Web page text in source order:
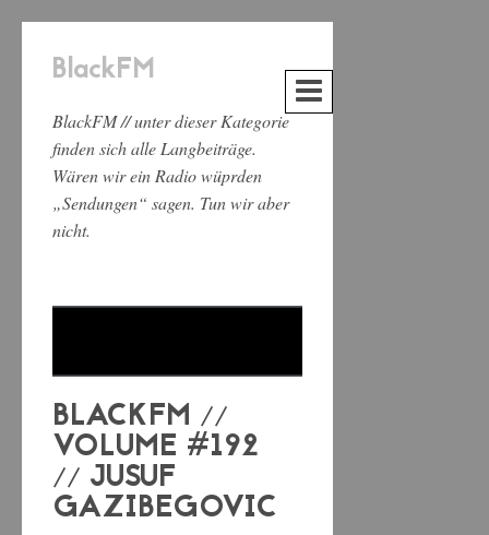
BlackFM
BlackFM // unter dieser Kategorie
finden sich alle Langbeiträge.
Wären wir ein Radio wüprden
„Sendungen“ sagen. Tun wir aber
nicht.
BLACKFM //
VOLUME #192
// JUSUF
GAZIBEGOVIC